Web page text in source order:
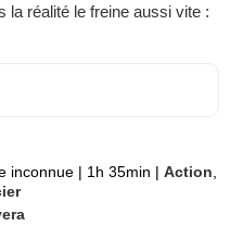
la réalité le freine aussi vite :
inconnue | 1h 35min | Action